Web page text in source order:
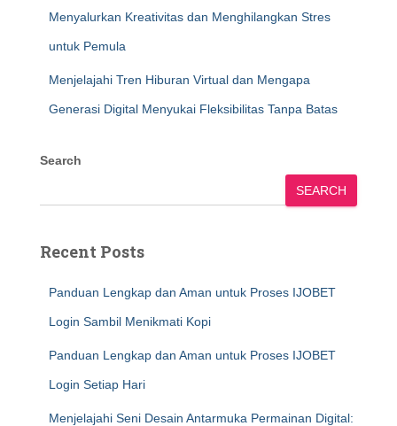
Menyalurkan Kreativitas dan Menghilangkan Stres
untuk Pemula
Menjelajahi Tren Hiburan Virtual dan Mengapa
Generasi Digital Menyukai Fleksibilitas Tanpa Batas
Search
SEARCH
Recent Posts
Panduan Lengkap dan Aman untuk Proses IJOBET
Login Sambil Menikmati Kopi
Panduan Lengkap dan Aman untuk Proses IJOBET
Login Setiap Hari
Menjelajahi Seni Desain Antarmuka Permainan Digital: